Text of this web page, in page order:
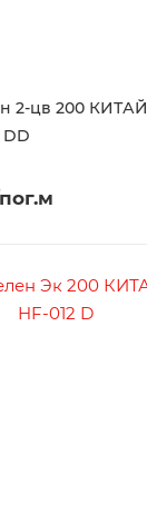
2-цв 200 КИТАЙ
DD